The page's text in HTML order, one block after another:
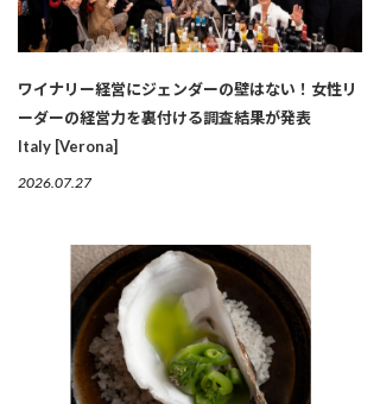
ワイナリー経営にジェンダーの壁はない！女性リ
ーダーの経営力を裏付ける調査結果が発表
Italy [Verona]
2026.07.27